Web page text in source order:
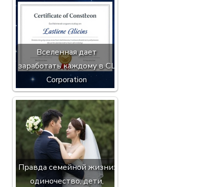
Вселенная дает
заработать каждому в CL
Corporation
Правда семейной жизни:
одиночество, дети,